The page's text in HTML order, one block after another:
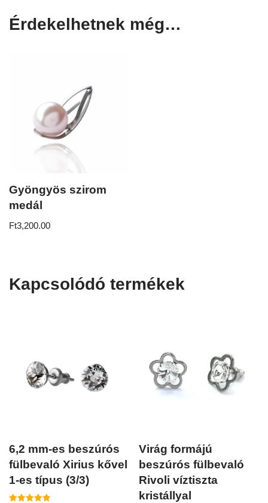
Érdekelhetnek még…
Gyöngyös szirom
medál
Ft3,200.00
Kapcsolódó termékek
6,2 mm-es beszúrós
fülbevaló Xirius kővel
1-es típus (3/3)
Virág formájú
beszúrós fülbevaló
Rivoli víztiszta
kristállyal